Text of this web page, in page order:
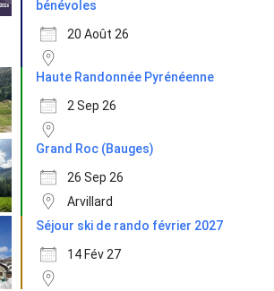
bénévoles
20 Août 26
Haute Randonnée Pyrénéenne
2 Sep 26
Grand Roc (Bauges)
26 Sep 26
Arvillard
Séjour ski de rando février 2027
14 Fév 27